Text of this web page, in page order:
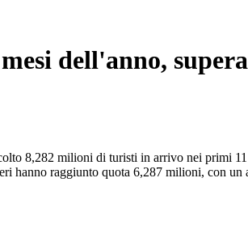
dell'anno,
8,282 milioni di turisti in arrivo nei primi
hanno raggiunto quota 6,287 milioni, con un